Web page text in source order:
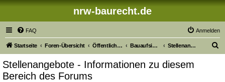
nrw-baurecht.de
FAQ Anmelden
Startseite Foren-Übersicht Öffentliches Baurecht in Nordrhein-Westfalen Bauaufsichtsbehörden NRW Stellenangebote
Stellenangebote - Informationen zu diesem
Bereich des Forums